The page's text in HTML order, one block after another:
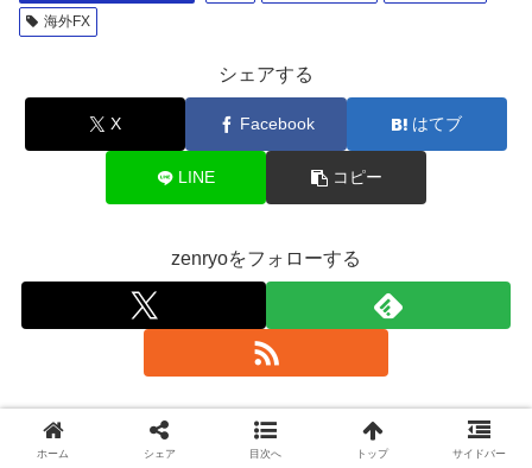
海外FX
シェアする
X Facebook はてブ
LINE コピー
zenryoをフォローする
関連記事
ホーム シェア 目次へ トップ サイドバー